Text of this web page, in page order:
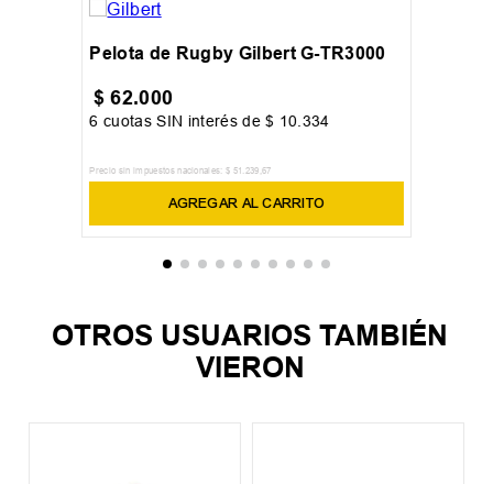
Pelota de Rugby Gilbert G-TR3000
$ 62.000
6 cuotas SIN interés de$ 10.334
Precio sin impuestos nacionales: $ 51 .239 ,67
AGREGAR AL CARRITO
OTROS USUARIOS TAMBIÉN
VIERON